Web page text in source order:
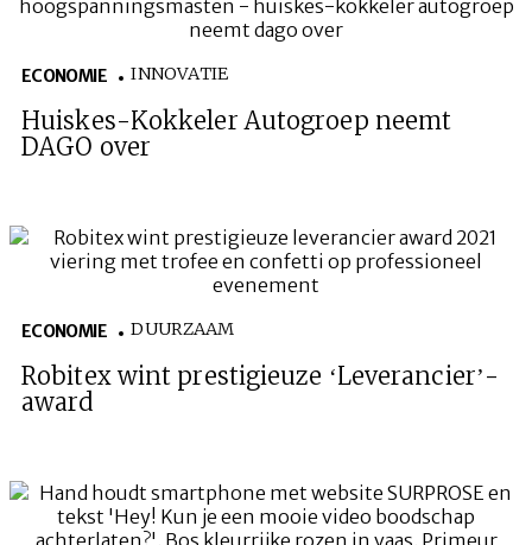
ECONOMIE INNOVATIE
Huiskes-Kokkeler Autogroep neemt
DAGO over
ECONOMIE DUURZAAM
Robitex wint prestigieuze ‘Leverancier’-
award